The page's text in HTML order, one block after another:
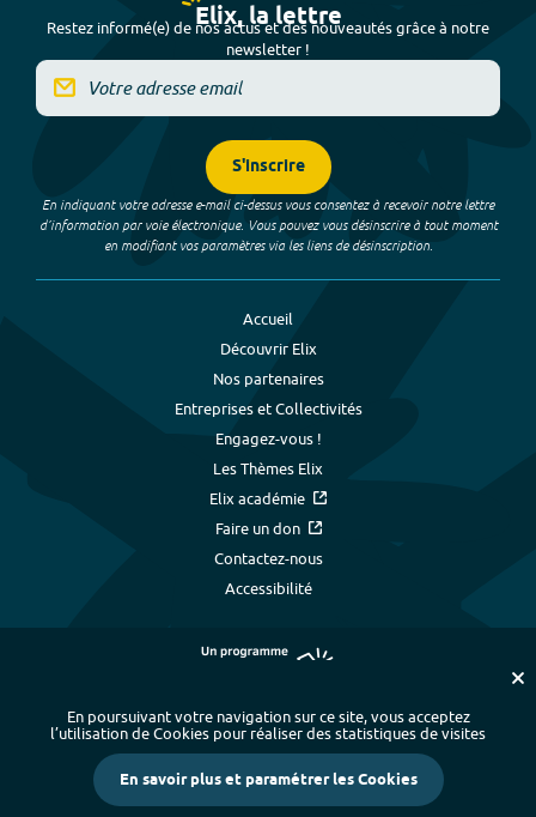
Elix, la lettre
Restez informé(e) de nos actus et des nouveautés grâce à notre
newsletter !
S'inscrire
En indiquant votre adresse e-mail ci-dessus vous consentez à recevoir notre lettre
d’information par voie électronique. Vous pouvez vous désinscrire à tout moment
en modifiant vos paramètres via les liens de désinscription.
Accueil
Découvrir Elix
Nos partenaires
Entreprises et Collectivités
Engagez-vous !
Les Thèmes Elix
Elix académie
Faire un don
Contactez-nous
Accessibilité
Plan du site - Index alphabétique
-
Mentions légales et données personnelles
- Paramétrer les cookies
Crédits
En poursuivant votre navigation sur ce site, vous acceptez
l’utilisation de Cookies pour réaliser des statistiques de visites
En savoir plus et paramétrer les Cookies